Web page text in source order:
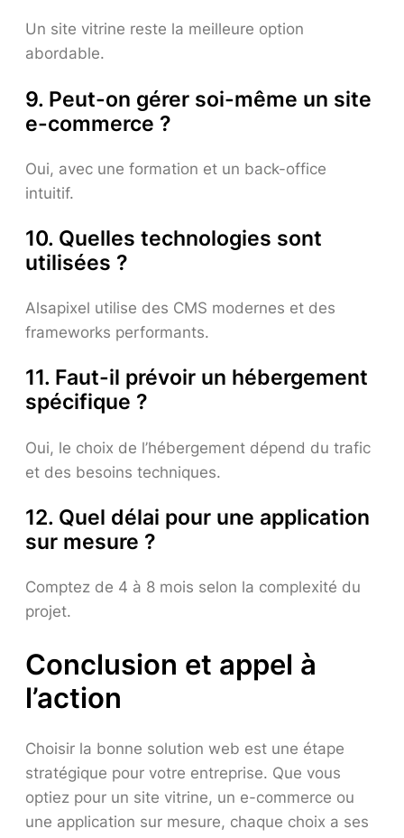
Un site vitrine reste la meilleure option
abordable.
9. Peut-on gérer soi-même un site
e-commerce ?
Oui, avec une formation et un back-office
intuitif.
10. Quelles technologies sont
utilisées ?
Alsapixel utilise des CMS modernes et des
frameworks performants.
11. Faut-il prévoir un hébergement
spécifique ?
Oui, le choix de l’hébergement dépend du trafic
et des besoins techniques.
12. Quel délai pour une application
sur mesure ?
Comptez de 4 à 8 mois selon la complexité du
projet.
Conclusion et appel à
l’action
Choisir la bonne solution web est une étape
stratégique pour votre entreprise. Que vous
optiez pour un site vitrine, un e-commerce ou
une application sur mesure, chaque choix a ses